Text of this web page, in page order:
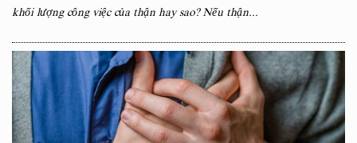
khối lượng công việc của thận hay sao? Nếu thận...